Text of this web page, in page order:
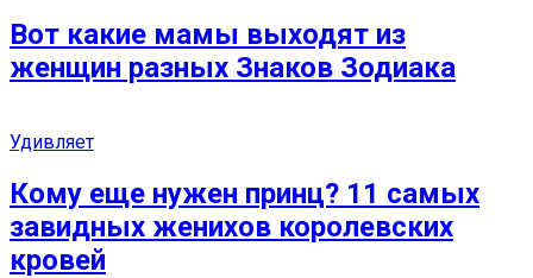
Вот какие мамы выходят из
женщин разных Знаков Зодиака
Удивляет
Кому еще нужен принц? 11 самых
завидных женихов королевских
кровей